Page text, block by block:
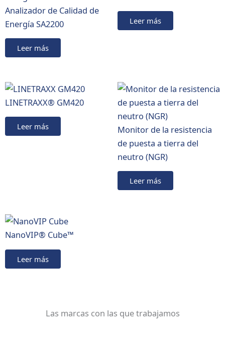
Analizador de Calidad de
Energía SA2200
Leer más
Leer más
LINETRAXX® GM420
Leer más
Monitor de la resistencia
de puesta a tierra del
neutro (NGR)
Leer más
NanoVIP® Cube™
Leer más
Las marcas con las que trabajamos